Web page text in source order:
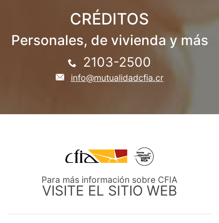
CRÉDITOS
Personales, de vivienda y más
2103-2500
info@mutualidadcfia.cr
Para más información sobre CFIA
VISITE EL SITIO WEB